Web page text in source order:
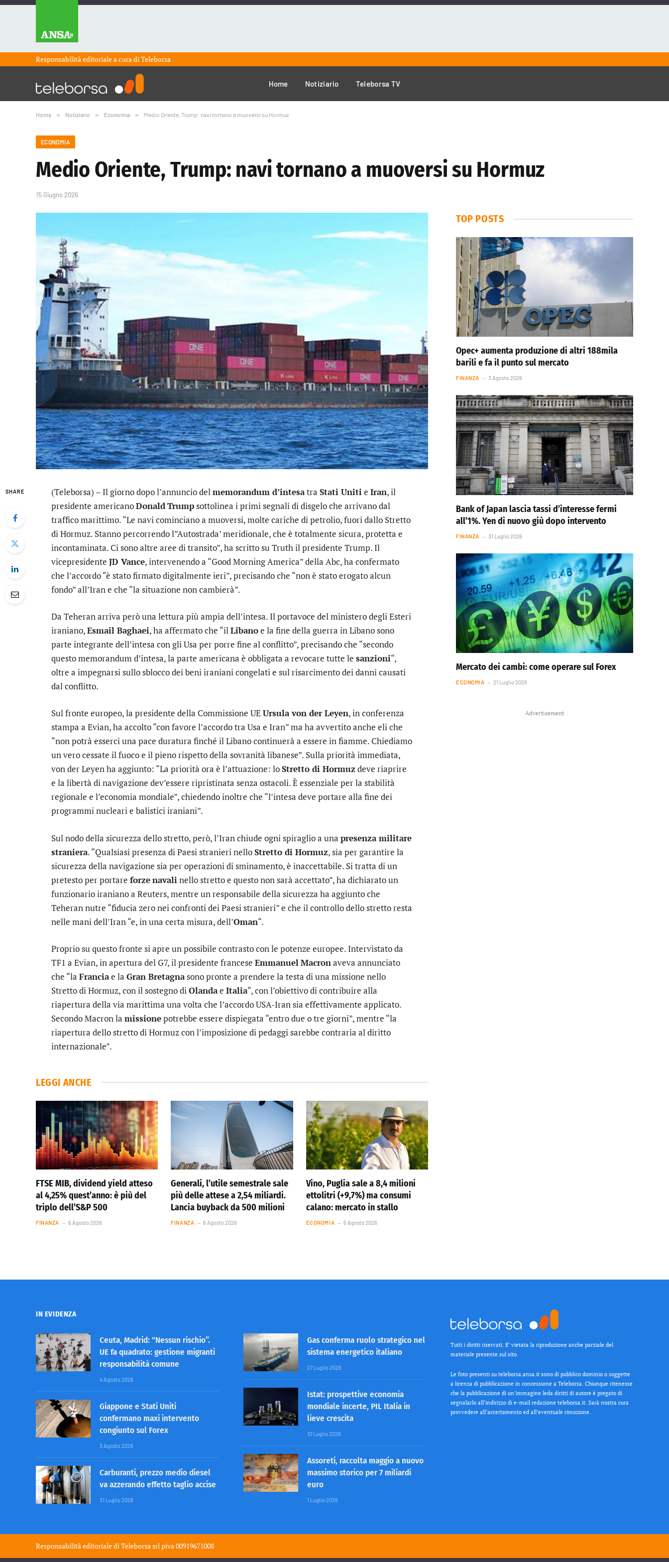
Responsabilità editoriale a cura diTeleborsa
Home Notiziario Teleborsa TV
Home » Notiziario » Economia » Medio Oriente, Trump: navi tornano a muoversi su Hormuz
ECONOMIA
Medio Oriente, Trump: navi tornano a muoversi su Hormuz
15 Giugno 2026
SHARE (Teleborsa) – Il giorno dopo l’annuncio delmemorandum d’intesatra Stati Unitie Iran, il
presidente americanoDonaldTrumpsottolinea i primi segnali di disgelo che arrivano dal
traffico marittimo. “Le navi cominciano a muoversi, molte cariche di petrolio, fuori dallo Stretto
di Hormuz. Stanno percorrendo l”Autostrada’ meridionale, che è totalmente sicura, protetta e
incontaminata. Ci sono altre aree di transito”, ha scritto su Truth il presidente Trump. Il
vicepresidente JD Vance, intervenendo a “Good Morning America” della Abc, ha confermato
che l’accordo “è stato firmato digitalmente ieri”, precisando che “non è stato erogato alcun
fondo” all’Iran e che “la situazione non cambierà”.
Da Teheran arriva però una lettura più ampia dell’intesa. Il portavoce del ministero degli Esteri
iraniano,Esmail Baghaei, ha affermato che “ilLibanoe la fine della guerra in Libano sono
parte integrante dell’intesa con gli Usa per porre fine al conflitto”, precisando che “secondo
questo memorandum d’intesa, la parte americana è obbligata a revocare tutte le sanzioni“,
oltre a impegnarsi sullo sblocco dei beni iraniani congelati e sul risarcimento dei danni causati
dal conflitto.
Sul fronte europeo, la presidente della Commissione UE Ursula von der Leyen, in conferenza
stampa a Evian, ha accolto “con favore l’accordo tra Usa e Iran” ma ha avvertito anche eli che
“non potrà esserci una pace duratura finché il Libano continuerà a essere in fiamme. Chiediamo
un vero cessate il fuoco e il pieno rispetto della sovranità libanese”. Sulla priorità immediata,
von der Leyen ha aggiunto: “La priorità ora è l’attuazione: loStretto di Hormuzdeve riaprire
e la libertà di navigazione dev’essere ripristinata senza ostacoli. È essenziale per la stabilità
regionale e l’economia mondiale”, chiedendo inoltre che “l’intesa deve portare alla fine dei
programmi nucleari e balistici iraniani”.
Sul nodo della sicurezza dello stretto, però, l’Iran chiude ogni spiraglio a una presenza militare
straniera. “Qualsiasi presenza di Paesi stranieri nelloStretto di Hormuz, sia per garantire la
sicurezza della navigazione sia per operazioni di sminamento, è inaccettabile. Si tratta di un
pretesto per portare forzenavali nello stretto e questo non sarà accettato”, ha dichiarato un
funzionario iraniano a Reuters, mentre un responsabile della sicurezza ha aggiunto che
Teheran nutre “fiducia zero nei confronti dei Paesi stranieri” e che il controllo dello stretto resta
nelle mani dell’Iran “e, in una certa misura, dell’Oman“.
Proprio su questo fronte si apre un possibile contrasto con le potenze europee. Intervistato da
TF1 a Evian, in apertura del G7, il presidente francese EmmanuelMacronaveva annunciato
che “la Franciae la Gran Bretagnasono pronte a prendere la testa di una missione nello
Stretto di Hormuz, con il sostegno diOlandae Italia“, con l’obiettivo di contribuire alla
riapertura della via marittima una volta che l’accordo USA-Iran sia effettivamente applicato.
Secondo Macron la missionepotrebbe essere dispiegata “entro due o tre giorni”, mentre “la
riapertura dello stretto di Hormuz con l’imposizione di pedaggi sarebbe contraria al diritto
internazionale”.
LEGGI ANCHE
FTSE MIB, dividend yield atteso
al 4,25% quest’anno: è più del
triplo dell’S&P 500
FINANZA 6 Agosto 2026
Generali, l’utile semestrale sale
più delle attese a 2,54 miliardi.
Lancia buyback da 500 milioni
FINANZA 6 Agosto 2026
Vino, Puglia sale a 8,4 milioni
ettolitri (+9,7%) ma consumi
calano: mercato in stallo
ECONOMIA 6 Agosto 2026
TOP POSTS
Opec+ aumenta produzione di altri 188mila
barili e fa il punto sul mercato
FINANZA 3 Agosto 2026
Bank of Japan lascia tassi d’interesse fermi
all’1%. Yen di nuovo giù dopo intervento
FINANZA 31 Luglio 2026
Mercato dei cambi: come operare sul Forex
ECONOMIA 21 Luglio 2026
Advertisement
IN EVIDENZA
Ceuta, Madrid: “Nessun rischio”.
UE fa quadrato: gestione migranti
responsabilità comune
4 Agosto 2026
Giappone e Stati Uniti
confermano maxi intervento
congiunto sul Forex
3 Agosto 2026
Carburanti, prezzo medio diesel
va azzerando effetto taglio accise
31 Luglio 2026
Gas conferma ruolo strategico nel
sistema energetico italiano
27 Luglio 2026
Istat: prospettive economia
mondiale incerte, PIL Italia in
lieve crescita
10 Luglio 2026
Assoreti, raccolta maggio a nuovo
massimo storico per 7 miliardi
euro
1 Luglio 2026
Tutti i diritti riservati. E’ vietata la riproduzione anche parziale del
materiale presente sul sito.
Le foto presenti su teleborsa.ansa.it sono di pubblico dominio o soggette
a licenza di pubblicazione in concessione a Teleborsa. Chiunque ritenesse
che la pubblicazione di un’immagine leda diritti di autore è pregato di
segnalarlo all’indirizzo di e-mail redazione teleborsa.it. Sarà nostra cura
provvedere all’accertamento ed all’eventuale rimozione.
Responsabilità editoriale di Teleborsa srl piva 00919671008